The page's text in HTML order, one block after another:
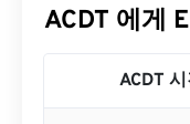
ACDT 에게
ACDT